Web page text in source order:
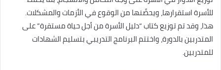
للأسرة استقرارها، ويحصِّنها من الوقوع في الأزمات والمشكلات.
هذا، وقد تم توزيع كتاب “دليل الأسرة من أجل حياة مستقرة” على
المتدربين بالدورة، واختتم البرنامج التدريبي بتسليم الشهادات
للمتدربين.